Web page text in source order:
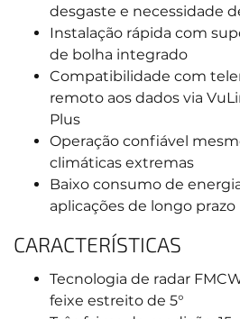
desgaste e necessidade
Instalação rápida com
de bolha integrado
Compatibilidade com
remoto aos dados via
Plus
Operação confiável
climáticas extremas
Baixo consumo de
aplicações de longo prazo
CARACTERÍSTICAS
Tecnologia de radar
feixe estreito de 5°